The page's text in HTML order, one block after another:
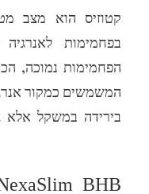
קטוזיס הוא מצב
בפחמימות
הפחמימות נמוכה,
המשמשים כמקור
בירידה במשקל